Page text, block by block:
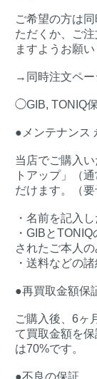
ご希望の方は
ただくか、ご
ますようお願い
→同時注文ペー
◯GIB, TONIQ
●メンテナンス
当店でご購入
トアップ」（
だけます。（要
・名前を記入
・GIBと
されたご本人の
・送料などの
●再買取金額保
ご購入後、6ヶ
て買取金額を
は70%です。
●不良の保証